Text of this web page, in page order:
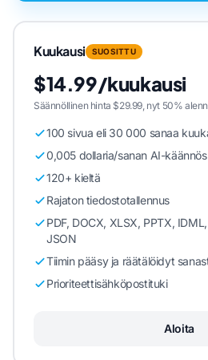
Kuukausi SUOSITTU
$14.99/kuukausi
Säännöllinen hinta $29.99, nyt 50%
100 sivua eli 30 000 sanaa
0,005 dollaria/sanan AI-käännös
120+ kieltä
Rajaton tiedostotallennus
PDF, DOCX, XLSX, PPTX,
JSON
Tiimin pääsy ja räätälöidyt
Prioriteettisähköpostituki
Aloita